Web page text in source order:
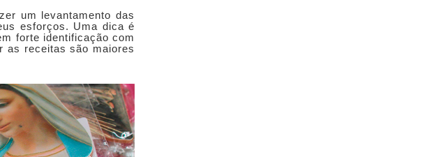
um levantamento das
esforços. Uma dica é
forte identificação com
as receitas são maiores